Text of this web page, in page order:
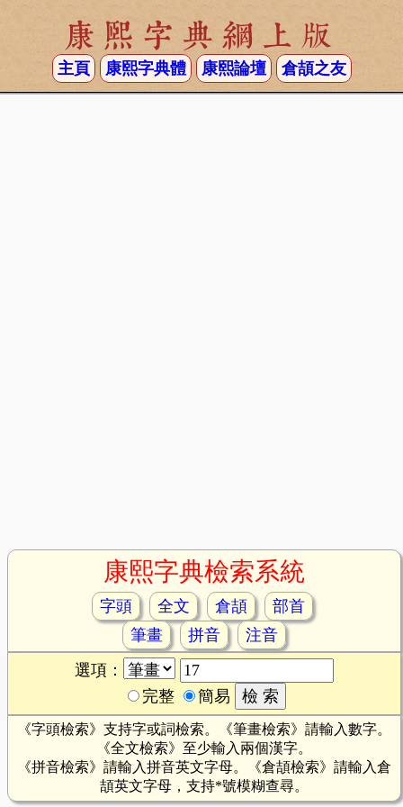
康熙字典網上版
主頁 康熙字典體 康熙論壇 倉頡之友
康熙字典檢索系統
字頭 全文 倉頡
部首
筆畫
拼音
注音
選項：
完整
簡易
《字頭檢索》支持字或詞檢索。《筆畫檢索》請輸入數字。
《全文檢索》至少輸入兩個漢字。
《拼音檢索》請輸入拼音英文字母。《倉頡檢索》請輸入倉
頡英文字母，支持*號模糊查尋。